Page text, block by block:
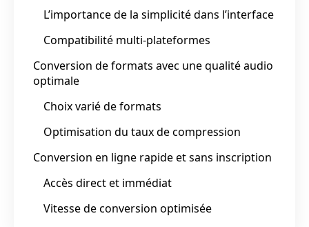
L’importance de la simplicité dans l’interface
Compatibilité multi-plateformes
Conversion de formats avec une qualité audio
optimale
Choix varié de formats
Optimisation du taux de compression
Conversion en ligne rapide et sans inscription
Accès direct et immédiat
Vitesse de conversion optimisée